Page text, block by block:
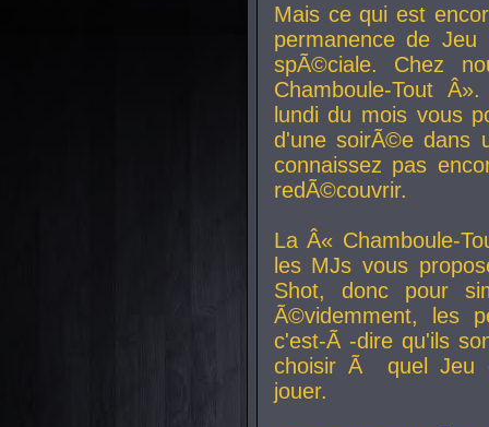
Mais ce qui est
permanence de
spÃ©ciale. Chez
Chamboule-Tout
lundi du mois vous
d'une soirÃ©e dans
connaissez pas
redÃ©couvrir.
La Â« Chamboule-
les MJs vous
Shot, donc pour
Ã©videmment, les
c'est-Ã -dire qu'ils
choisir Ã quel Jeu
jouer.